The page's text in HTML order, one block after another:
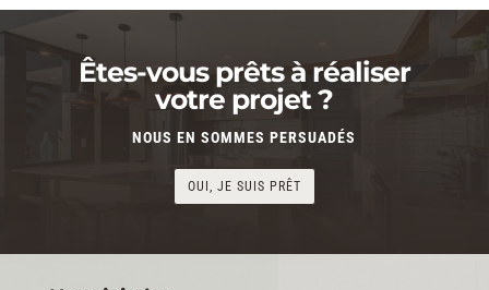
Êtes-vous prêts à réaliser
votre projet ?
NOUS EN SOMMES PERSUADÉS
OUI, JE SUIS PRÊT